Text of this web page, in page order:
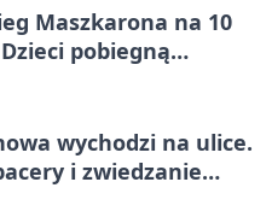
Maszkarona na 10
pobiegną
wychodzi na ulice.
i zwiedzanie